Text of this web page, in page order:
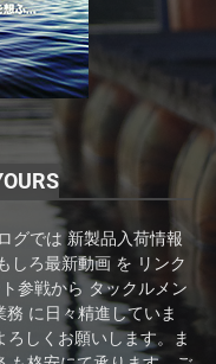
グでは 新製品入荷情報
しろ最新動画 を リンク
参戦から タックルメン
に日々精進していま
しくお願いします。ま